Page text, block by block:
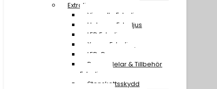
Extraljus
Visa alla Extraljus
Halogen Extraljus
LED Extraljus
Xenon Extraljus
LED-Ramper
Reservdelar & Tillbehör
Extraljus
Stenskottsskydd